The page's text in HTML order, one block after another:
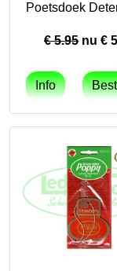
Poetsdoek
€ 5.95 nu €